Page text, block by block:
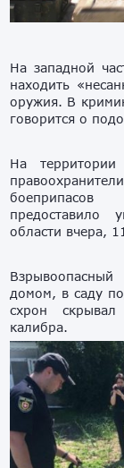
На западной
находить
оружия. В
говорится о
На
предоставило
области вчера,
домом, в саду
схрон
калибра.